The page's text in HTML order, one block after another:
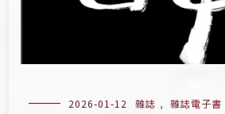
2026-01-12 雜誌 , 雜誌電子書